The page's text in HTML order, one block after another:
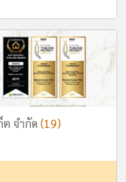
ต จำกัด(19)